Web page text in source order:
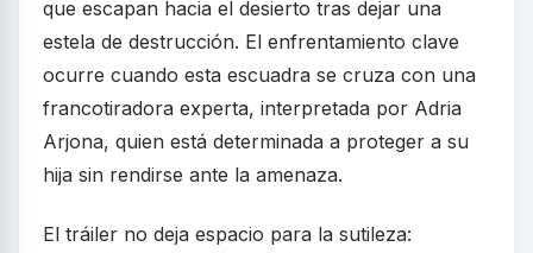
que escapan hacia el desierto tras dejar una
estela de destrucción. El enfrentamiento clave
ocurre cuando esta escuadra se cruza con una
francotiradora experta, interpretada por Adria
Arjona, quien está determinada a proteger a su
hija sin rendirse ante la amenaza.
El tráiler no deja espacio para la sutileza: